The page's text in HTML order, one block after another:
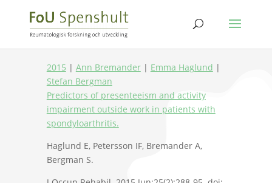
2015 | Ann Bremander| Emma Haglund |
Stefan Bergman
Predictors of presenteeism and activity
impairment outside work in patients with
spondyloarthritis.
Haglund E, Petersson IF, Bremander A,
Bergman S.